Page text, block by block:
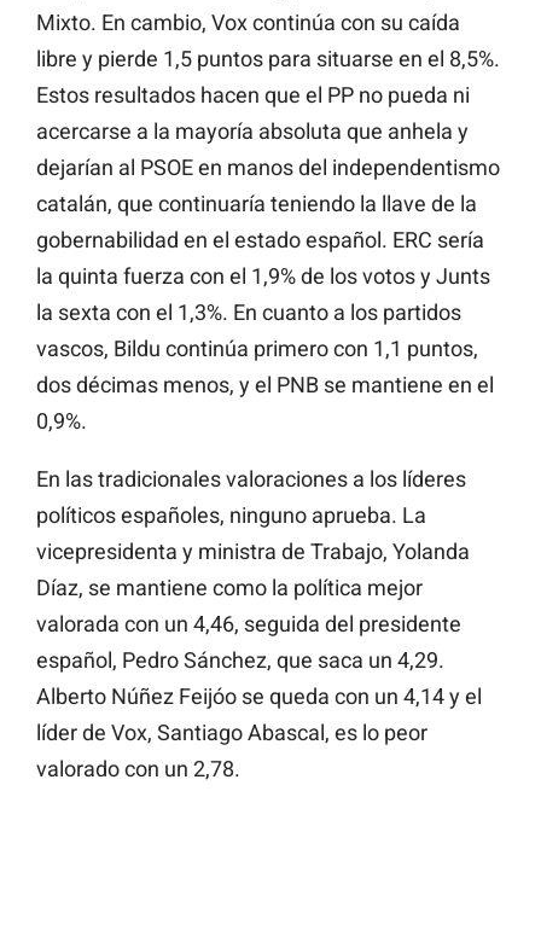
Mixto. En cambio, Vox continúa con su caída
libre y pierde 1,5 puntos para situarse en el 8,5%.
Estos resultados hacen que el PP no pueda ni
acercarse a la mayoría absoluta que anhela y
dejarían al PSOE en manos del independentismo
catalán, que continuaría teniendo la llave de la
gobernabilidad en el estado español. ERC sería
la quinta fuerza con el 1,9% de los votos y Junts
la sexta con el 1,3%. En cuanto a los partidos
vascos, Bildu continúa primero con 1,1 puntos,
dos décimas menos, y el PNB se mantiene en el
0,9%.
En las tradicionales valoraciones a los líderes
políticos españoles, ninguno aprueba. La
vicepresidenta y ministra de Trabajo, Yolanda
Díaz, se mantiene como la política mejor
valorada con un 4,46, seguida del presidente
español, Pedro Sánchez, que saca un 4,29.
Alberto Núñez Feijóo se queda con un 4,14 y el
líder de Vox, Santiago Abascal, es lo peor
valorado con un 2,78.